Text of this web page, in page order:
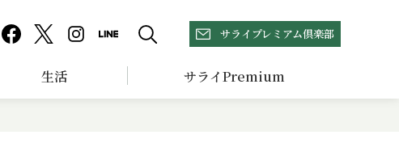
サライプレミアム倶楽部
生活 サライPremium